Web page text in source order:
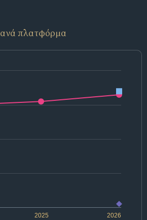
ανά πλατφόρμα
2025 2026